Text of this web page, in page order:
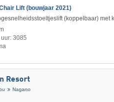
Lift (bouwjaar 2021)
(koppelbaar) met
3085
Resort
Nagano